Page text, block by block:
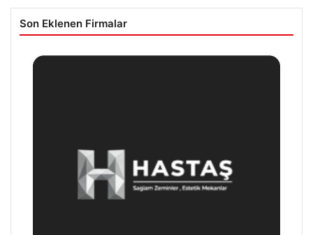
Son Eklenen Firmalar